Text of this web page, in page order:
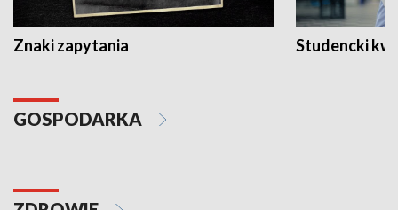
Znaki zapytania Studencki
GOSPODARKA